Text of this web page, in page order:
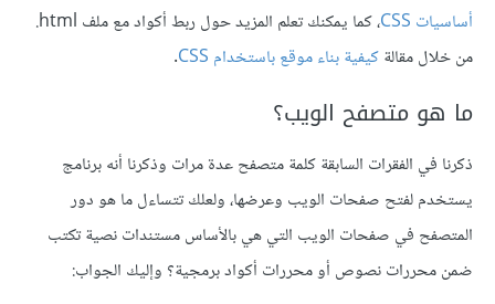
أساسيات CSS
، كما يمكنك تعلم المزيد حول ربط أكواد مع ملف ‎.html
من خلال مقالةكيفية بناء موقع باستخدام CSS .
ما هو متصفح الويب؟
ذكرنا في الفقرات السابقة كلمة متصفح عدة مرات وذكرنا أنه برنامج
يستخدم لفتح صفحات الويب وعرضها، ولعلك تتساءل ما هو دور
المتصفح في صفحات الويب التي هي بالأساس مستندات نصية تكتب
ضمن محررات نصوص أو محررات أكواد برمجية؟ وإليك الجواب: